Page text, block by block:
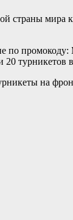
страны мира
по
турникетов в
на